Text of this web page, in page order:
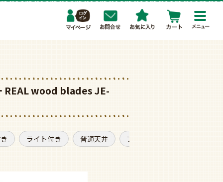
REAL wood blades JE-
ライト付き 普通天井 アンティーク調